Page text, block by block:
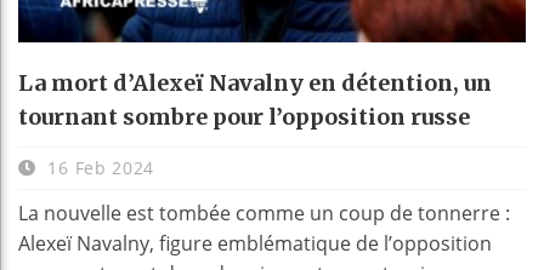
La mort d’Alexeï Navalny en détention, un
tournant sombre pour l’opposition russe
16 Feb 2024
La nouvelle est tombée comme un coup de tonnerre :
Alexeï Navalny, figure emblématique de l’opposition